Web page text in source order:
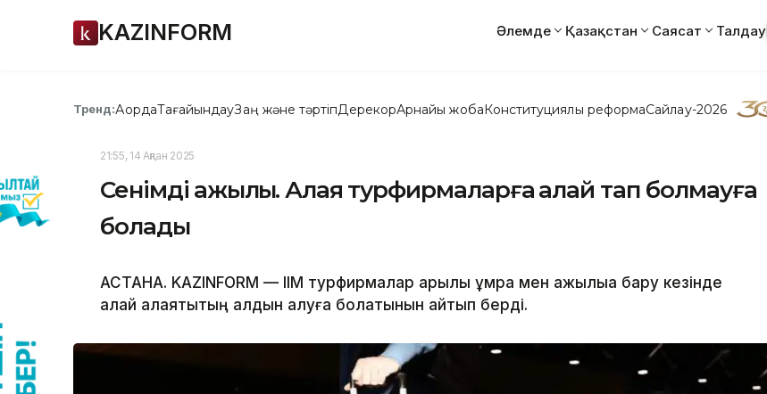
KAZINFORM Әлемде Қазақстан Саясат Талдау
Тренд:АқордаТағайындауЗаң және тәртіпДерекқорАрнайы жобаКонституциялық реформаСайлау-2026
21:55, 14 Ақпан 2025
Сенімді қажылық. Алаяқ турфирмаларға қалай тап болмауға
болады
АСТАНА. KAZINFORM — ІІМ турфирмалар арқылы ұмра мен қажылыққа бару кезінде
қалай алаяқтықтың алдын алуға болатынын айтып берді.